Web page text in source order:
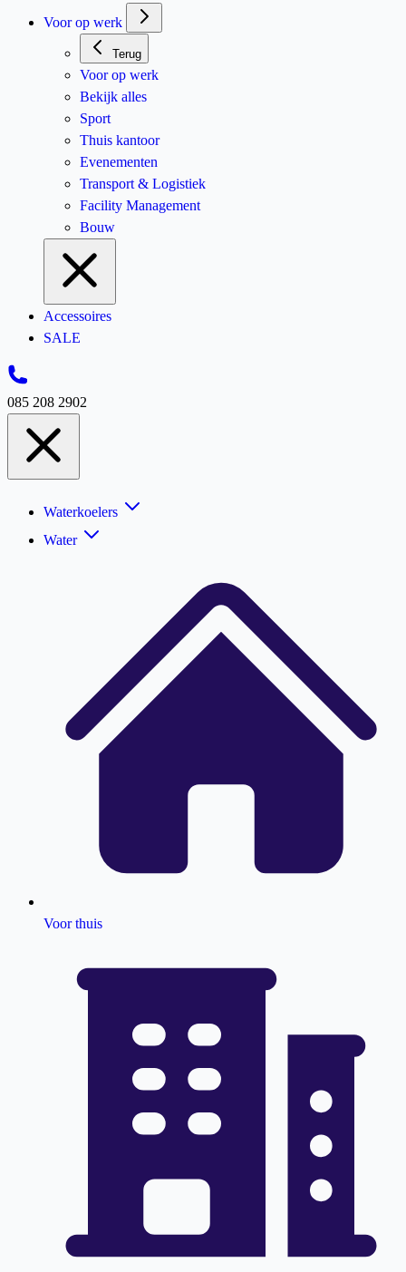
Voor op werk
Terug
Voor op werk
Bekijk alles
Sport
Thuis kantoor
Evenementen
Transport & Logistiek
Facility Management
Bouw
Accessoires
SALE
085 208 2902
Waterkoelers
Water
Voor thuis